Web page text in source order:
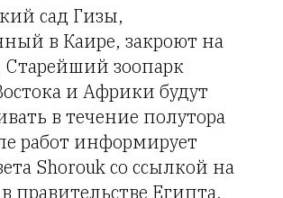
сад Гизы,
в Каире, закроют на
зоопарк
и Африки будут
в течение полутора
работ информирует
Shorouk со ссылкой на
правительстве Египта.